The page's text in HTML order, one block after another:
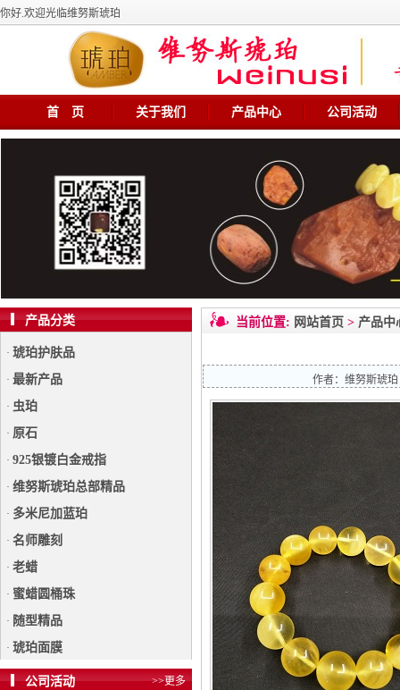
你好.欢迎光临维努斯琥珀
首 页 关于我们 产品中心 公司活动
产品分类
· 琥珀护肤品
· 最新产品
· 虫珀
· 原石
· 925银镀白金戒指
· 维努斯琥珀总部精品
· 多米尼加蓝珀
· 名师雕刻
· 老蜡
· 蜜蜡圆桶珠
· 随型精品
· 琥珀面膜
公司活动 >>更多
当前位置: 网站首页 > 产品中
作者： 维努斯琥珀